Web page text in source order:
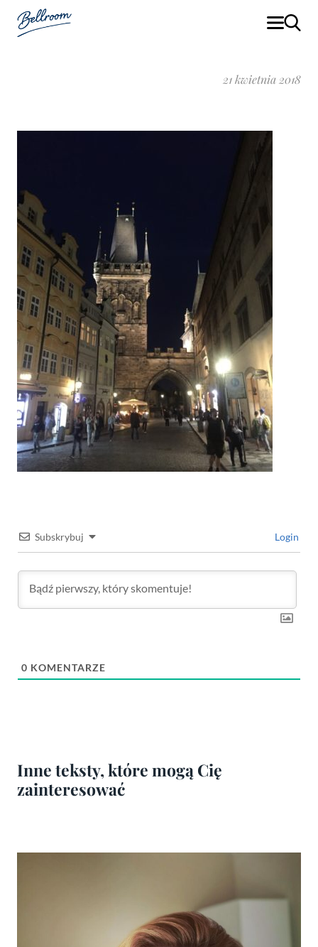
21 kwietnia 2018
Subskrybuj Login
0 KOMENTARZE
Inne teksty, które mogą Cię
zainteresować